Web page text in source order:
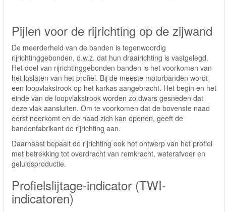
Pijlen voor de rijrichting op de zijwand
De meerderheid van de banden is tegenwoordig
rijrichtinggebonden, d.w.z. dat hun draairichting is vastgelegd.
Het doel van rijrichtinggebonden banden is het voorkomen van
het loslaten van het profiel. Bij de meeste motorbanden wordt
een loopvlakstrook op het karkas aangebracht. Het begin en het
einde van de loopvlakstrook worden zo dwars gesneden dat
deze vlak aansluiten. Om te voorkomen dat de bovenste naad
eerst neerkomt en de naad zich kan openen, geeft de
bandenfabrikant de rijrichting aan.
Daarnaast bepaalt de rijrichting ook het ontwerp van het profiel
met betrekking tot overdracht van remkracht, waterafvoer en
geluidsproductie.
Profielslijtage-indicator (TWI-
indicatoren)